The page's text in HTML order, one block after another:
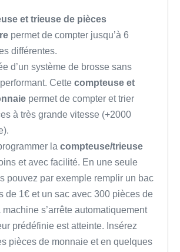
et trieuse de pièces
permet de compter jusqu’à 6
différentes.
d’un système de brosse sans
Cette compteuse et
permet de compter et trier
à très grande vitesse (+2000
la compteuse/trieuse
et avec facilité. En une seule
pouvez par exemple remplir un bac
de 1€ et un sac avec 300 pièces de
s’arrête automatiquement
prédéfinie est atteinte. Insérez
pièces de monnaie et en quelques